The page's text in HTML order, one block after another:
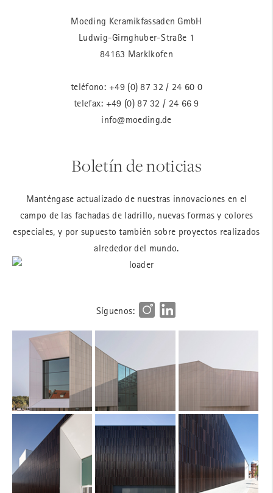
Moeding Keramikfassaden GmbH
Ludwig-Girnghuber-Straße 1
84163 Marklkofen
teléfono: +49 (0) 87 32 / 24 60 0
telefax: +49 (0) 87 32 / 24 66 9
info@moeding.de
Boletín de noticias
Manténgase actualizado de nuestras innovaciones en el
campo de las fachadas de ladrillo, nuevas formas y colores
especiales, y por supuesto también sobre proyectos realizados
alrededor del mundo.
Síguenos: